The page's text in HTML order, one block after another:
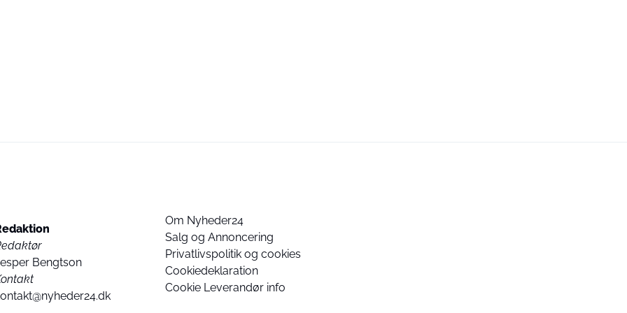
Bengtson
Om Nyheder24
Salg og Annoncering
Privatlivspolitik og cookies
Cookiedeklaration
Cookie Leverandør info